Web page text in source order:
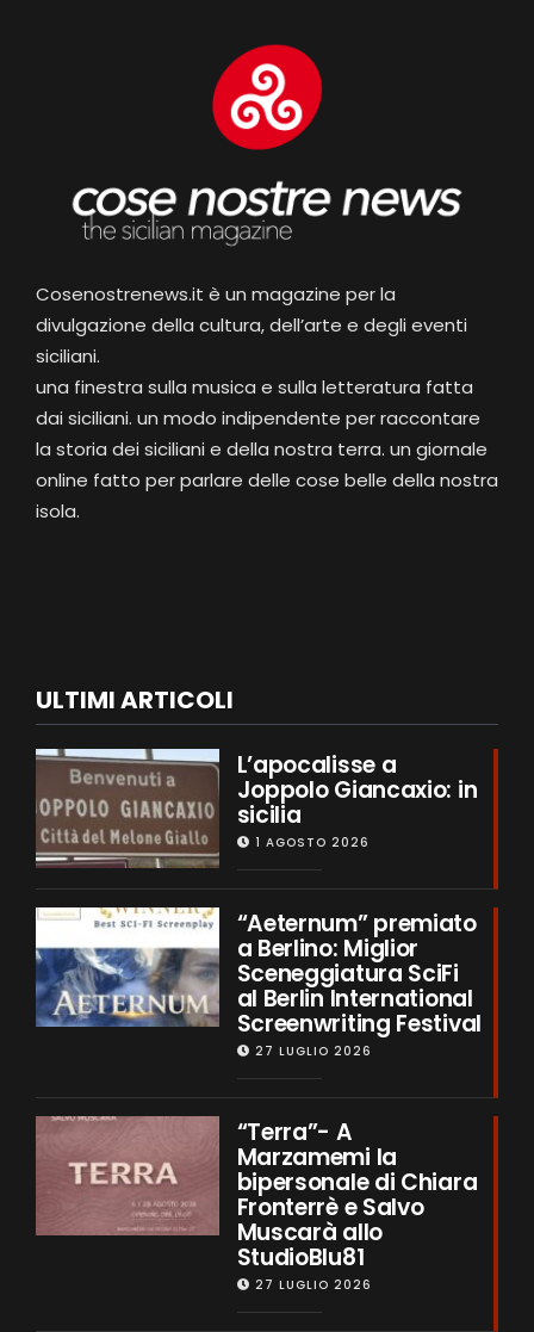
Cosenostrenews.it è un magazine per la
divulgazione della cultura, dell’arte e degli eventi
siciliani.
una finestra sulla musica e sulla letteratura fatta
dai siciliani. un modo indipendente per raccontare
la storia dei siciliani e della nostra terra. un giornale
online fatto per parlare delle cose belle della nostra
isola.
ULTIMI ARTICOLI
L’apocalisse a
Joppolo Giancaxio: in
sicilia
1 AGOSTO 2026
“Aeternum” premiato
a Berlino: Miglior
Sceneggiatura SciFi
al Berlin International
Screenwriting Festival
27 LUGLIO 2026
“Terra”- A
Marzamemi la
bipersonale di Chiara
Fronterrè e Salvo
Muscarà allo
StudioBlu81
27 LUGLIO 2026